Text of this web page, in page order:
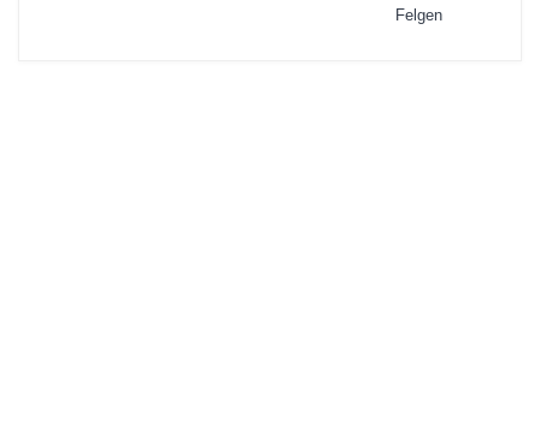
Felgen